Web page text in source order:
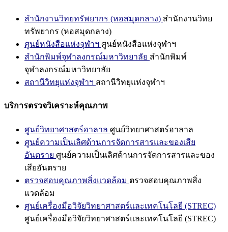
สำนักงานวิทยทรัพยากร (หอสมุดกลาง) สำนักงานวิทย
ทรัพยากร (หอสมุดกลาง)
ศูนย์หนังสือแห่งจุฬาฯ ศูนย์หนังสือแห่งจุฬาฯ
สำนักพิมพ์จุฬาลงกรณ์มหาวิทยาลัย สำนักพิมพ์
จุฬาลงกรณ์มหาวิทยาลัย
สถานีวิทยุแห่งจุฬาฯ สถานีวิทยุแห่งจุฬาฯ
บริการตรวจวิเคราะห์คุณภาพ
ศูนย์วิทยาศาสตร์ฮาลาล ศูนย์วิทยาศาสตร์ฮาลาล
ศูนย์ความเป็นเลิศด้านการจัดการสารและของเสีย
อันตราย ศูนย์ความเป็นเลิศด้านการจัดการสารและของ
เสียอันตราย
ตรวจสอบคุณภาพสิ่งแวดล้อม ตรวจสอบคุณภาพสิ่ง
แวดล้อม
ศูนย์เครื่องมือวิจัยวิทยาศาสตร์และเทคโนโลยี (STREC)
ศูนย์เครื่องมือวิจัยวิทยาศาสตร์และเทคโนโลยี (STREC)